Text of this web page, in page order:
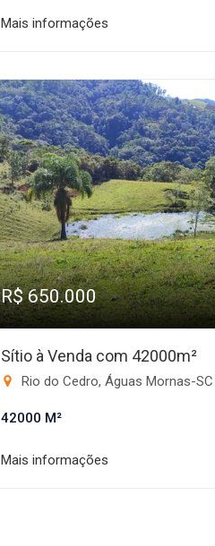
Mais informações
R$ 650.000
Sítio à Venda com 42000m²
Rio do Cedro, Águas Mornas-SC
42000 M²
Mais informações